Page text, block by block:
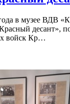
в музее ВДВ
десант»,
войск Кр…